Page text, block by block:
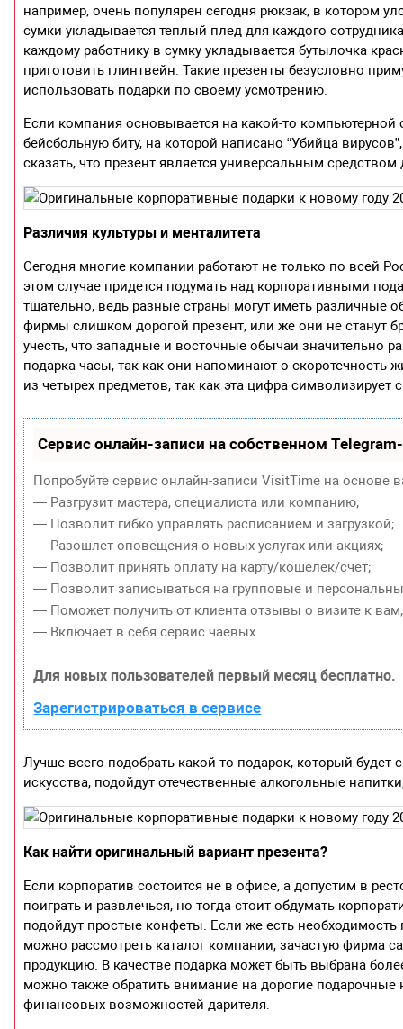
например, очень популярен сегодня рюкзак, в котором
сумки укладывается теплый плед для каждого
каждому работнику в сумку укладывается бутылочка
приготовить глинтвейн. Такие презенты безусловно
использовать подарки по своему усмотрению.
Если компания основывается на какой-то компьютерной
бейсбольную биту, на которой написано “Убийца
сказать, что презент является универсальным
Различия культуры и менталитета
Сегодня многие компании работают не только по всей
этом случае придется подумать над корпоративными
тщательно, ведь разные страны могут иметь различные
фирмы слишком дорогой презент, или же они не станут
учесть, что западные и восточные обычаи значительно
подарка часы, так как они напоминают о скоротечность
из четырех предметов, так как эта цифра символизирует
Сервис онлайн-записи на собственном
Попробуйте сервис онлайн-записи VisitTime на основе
— Разгрузит мастера, специалиста или компанию;
— Позволит гибко управлять расписанием и загрузкой;
— Разошлет оповещения о новых услугах или акциях;
— Позволит принять оплату на карту/кошелек/счет;
— Позволит записываться на групповые и
— Поможет получить от клиента отзывы о визите к вам;
— Включает в себя сервис чаевых.
Для новых пользователей первый месяц бесплатно.
Зарегистрироваться в сервисе
Лучше всего подобрать какой-то подарок, который
искусства, подойдут отечественные алкогольные
Как найти оригинальный вариант презента?
Если корпоратив состоится не в офисе, а допустим в
поиграть и развлечься, но тогда стоит обдумать
подойдут простые конфеты. Если же есть
можно рассмотреть каталог компании, зачастую фирма
продукцию. В качестве подарка может быть выбрана
можно также обратить внимание на дорогие подарочные
финансовых возможностей дарителя.